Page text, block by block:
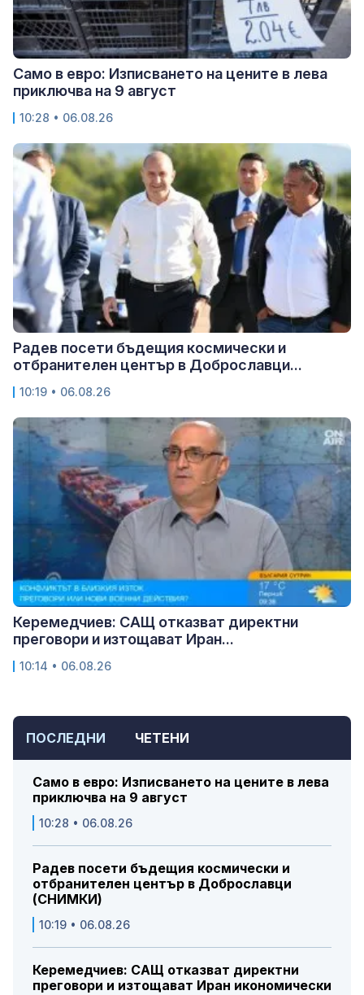
ПОСЛЕДНИ ЧЕТЕНИ
Само в евро: Изписването на цените в лева
приключва на 9 август
10:28 • 06.08.26
Радев посети бъдещия космически и
отбранителен център в Доброславци
(СНИМКИ)
10:19 • 06.08.26
Керемедчиев: САЩ отказват директни
преговори и изтощават Иран икономически
Само в евро: Изписването на цените в лева
приключва на 9 август
10:28 • 06.08.26
Радев посети бъдещия космически и
отбранителен център в Доброславци...
10:19 • 06.08.26
Керемедчиев: САЩ отказват директни
преговори и изтощават Иран...
10:14 • 06.08.26